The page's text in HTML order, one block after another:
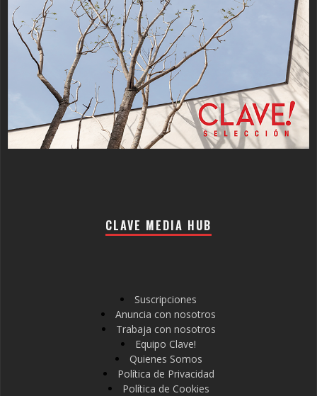
CLAVE MEDIA HUB
Suscripciones
Anuncia con nosotros
Trabaja con nosotros
Equipo Clave!
Quienes Somos
Política de Privacidad
Política de Cookies